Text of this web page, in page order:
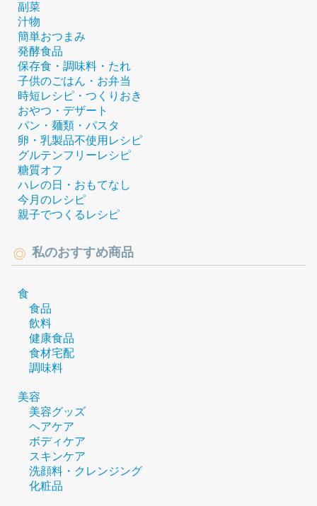
副菜
汁物
簡単おつまみ
発酵食品
保存食・調味料・たれ
子供のごはん・お弁当
時短レシピ・つくりおき
おやつ・デザート
パン・麺類・パスタ
卵・乳製品不使用レシピ
グルテンフリーレシピ
糖質オフ
ハレの日・おもてなし
今月のレシピ
親子でつくるレシピ
私のおすすめ商品
食
食品
飲料
健康食品
食材宅配
調味料
美容
美容グッズ
ヘアケア
ボディケア
スキンケア
洗顔料・クレンジング
化粧品